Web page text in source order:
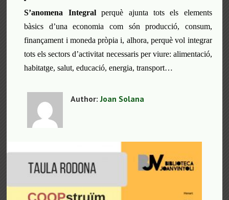
S’anomena Integralperquè ajunta tots els elements
bàsics d’una economia com són producció, consum,
finançament i moneda pròpia i, alhora, perquè vol integrar
tots els sectors d’activitat necessaris per viure: alimentació,
habitatge, salut, educació, energia, transport…
Author:Joan Solana